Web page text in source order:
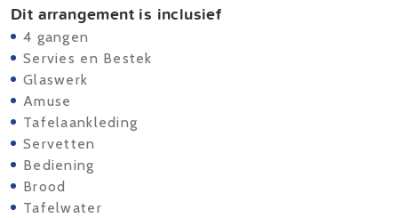
Dit arrangement is inclusief
4 gangen
Servies en Bestek
Glaswerk
Amuse
Tafelaankleding
Servetten
Bediening
Brood
Tafelwater